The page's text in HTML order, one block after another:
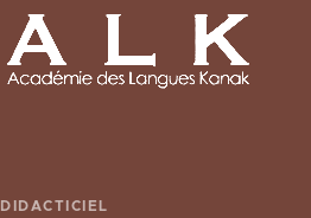
DIDACTICIEL